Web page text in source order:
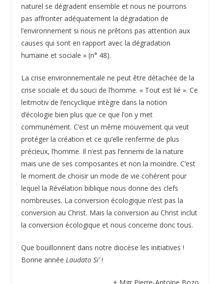
naturel se dégradent ensemble et nous ne pourrons
pas affronter adéquatement la dégradation de
l’environnement si nous ne prêtons pas attention aux
causes qui sont en rapport avec la dégradation
humaine et sociale » (n° 48).
La crise environnementale ne peut être détachée de la
crise sociale et du souci de l’homme. « Tout est lié ». Ce
leitmotiv de l’encyclique intègre dans la notion
d’écologie bien plus que ce que l’on y met
communément. C’est un même mouvement qui veut
protéger la création et ce qu’elle renferme de plus
précieux, l’homme. Il n’est pas l’ennemi de la nature
mais une de ses composantes et non la moindre. C’est
le moment de choisir un mode de vie cohérent pour
lequel la Révélation biblique nous donne des clefs
nombreuses. La conversion écologique n’est pas la
conversion au Christ. Mais la conversion au Christ inclut
la conversion écologique et nous concerne donc tous.
Que bouillonnent dans notre diocèse les initiatives !
Bonne année Laudato Si’!